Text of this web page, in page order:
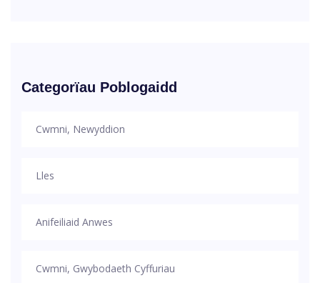
Categorïau Poblogaidd
Cwmni, Newyddion
Lles
Anifeiliaid Anwes
Cwmni, Gwybodaeth Cyffuriau